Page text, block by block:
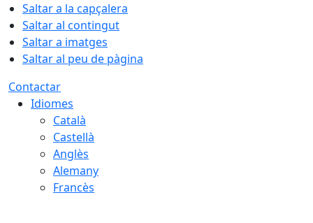
Saltar a la capçalera
Saltar al contingut
Saltar a imatges
Saltar al peu de pàgina
Contactar
Idiomes
Català
Castellà
Anglès
Alemany
Francès